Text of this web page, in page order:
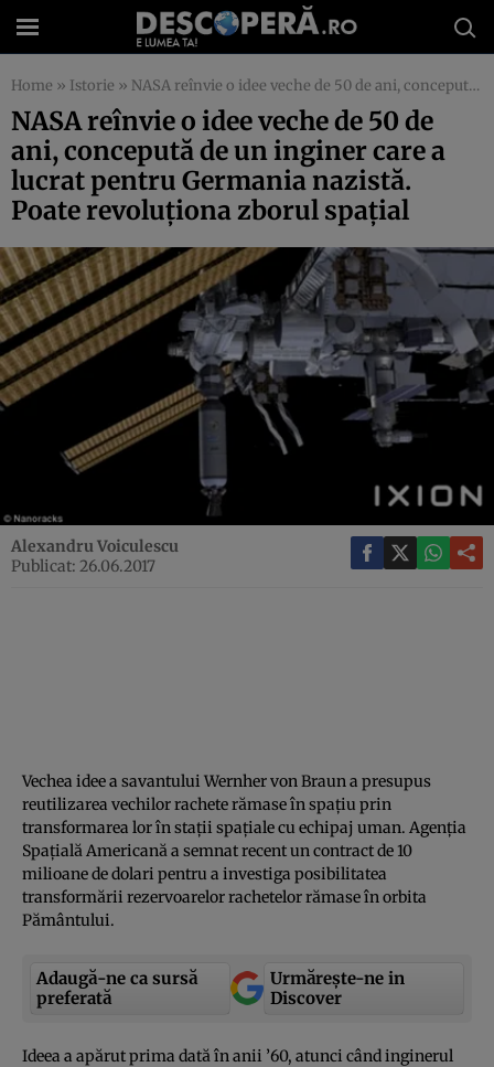
Home » Istorie » NASA reînvie o idee veche de 50 de ani, concepută de un inginer care a lucrat pentru Germania nazistă. Poate revoluţiona zborul spaţial
NASA reînvie o idee veche de 50 de
ani, concepută de un inginer care a
lucrat pentru Germania nazistă.
Poate revoluţiona zborul spaţial
Alexandru Voiculescu
Publicat: 26.06.2017
Vechea idee a savantului Wernher von Braun a presupus
reutilizarea vechilor rachete rămase în spaţiu prin
transformarea lor în staţii spaţiale cu echipaj uman. Agenţia
Spaţială Americană a semnat recent un contract de 10
milioane de dolari pentru a investiga posibilitatea
transformării rezervoarelor rachetelor rămase în orbita
Pământului.
Adaugă-ne ca sursă
preferată
Urmărește-ne in
Discover
Ideea a apărut prima dată în anii ’60, atunci când inginerul